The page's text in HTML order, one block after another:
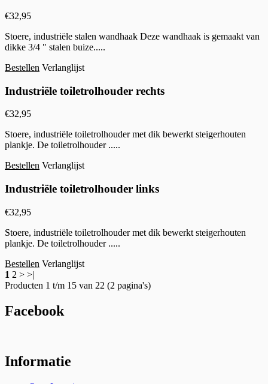
€32,95
Stoere, industriële stalen wandhaak Deze wandhaak is gemaakt van
dikke 3/4 " stalen buize.....
Bestellen Verlanglijst
Industriële toiletrolhouder rechts
€32,95
Stoere, industriële toiletrolhouder met dik bewerkt steigerhouten
plankje. De toiletrolhouder .....
Bestellen Verlanglijst
Industriële toiletrolhouder links
€32,95
Stoere, industriële toiletrolhouder met dik bewerkt steigerhouten
plankje. De toiletrolhouder .....
Bestellen Verlanglijst
1 2 > >|
Producten 1 t/m 15 van 22 (2 pagina's)
Facebook
Informatie